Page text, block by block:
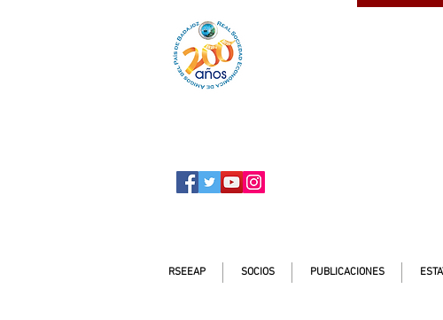
RSEEAP SOCIOS PUBLICACIONES